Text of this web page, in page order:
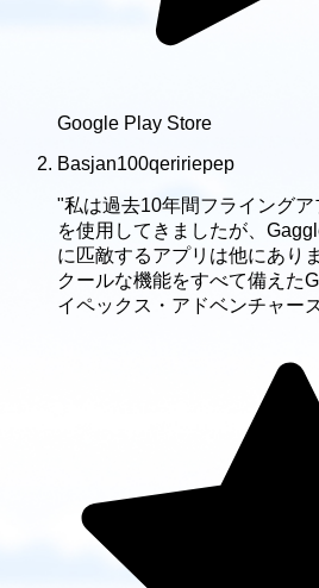
Google Play Store
Basjan100qeririepep
"私は過去10年間フライング
を使用してきましたが、
に匹敵するアプリは他にあり
クールな機能をすべて備えた
イペックス・アドベンチャー